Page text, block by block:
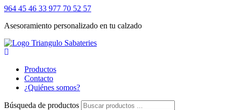
964 45 46 33 977 70 52 57
Asesoramiento personalizado en tu calzado
Productos
Contacto
¿Quiénes somos?
Búsqueda de productos